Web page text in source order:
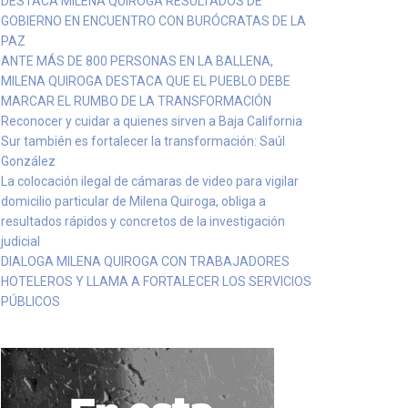
GOBIERNO EN ENCUENTRO CON BURÓCRATAS DE LA
PAZ
ANTE MÁS DE 800 PERSONAS EN LA BALLENA,
MILENA QUIROGA DESTACA QUE EL PUEBLO DEBE
MARCAR EL RUMBO DE LA TRANSFORMACIÓN
Reconocer y cuidar a quienes sirven a Baja California
Sur también es fortalecer la transformación: Saúl
González
La colocación ilegal de cámaras de video para vigilar
domicilio particular de Milena Quiroga, obliga a
resultados rápidos y concretos de la investigación
judicial
DIALOGA MILENA QUIROGA CON TRABAJADORES
HOTELEROS Y LLAMA A FORTALECER LOS SERVICIOS
PÚBLICOS